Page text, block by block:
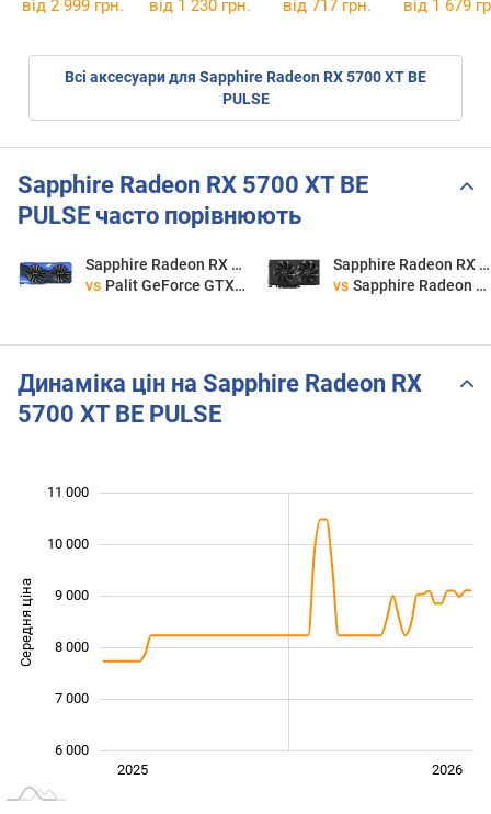
від 2 999 грн. від 1 230 грн. від 717 грн. від 1 679
Всі аксесуари для Sapphire Radeon RX 5700 XT BE
PULSE
Sapphire Radeon RX 5700 XT BE
PULSE часто порівнюють
Sapphire Radeon RX 5700 XT BE PULSE
vs Palit GeForce GTX 1080 Ti GameRock Premium Edition
Sapphire Radeon RX 5700 XT BE PULSE
vs Sapphire Radeon RX 580 PULSE 8G G5 11265-05-20G
Динаміка цін на Sapphire Radeon RX
5700 XT BE PULSE
Середня ціна
6 000
7 000
8 000
9 000
10 000
11 000
Січ. 2025 2026
2025